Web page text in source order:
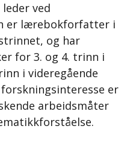
ved
er lærebokforfatter i
og har
for 3. og 4. trinn i
i videregående
er
arbeidsmåter